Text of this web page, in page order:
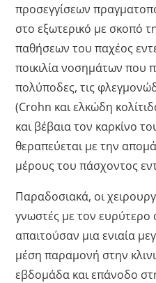
προσεγγίσεων
στο εξωτερικό με σκοπό
παθήσεων του παχέος
ποικιλία νοσημάτων που
πολύποδες, τις
(Crohn και ελκώδη
και βέβαια τον καρκίνο
θεραπεύεται με την
μέρους του πάσχοντος
Παραδοσιακά, οι
γνωστές με τον ευρύτερο
απαιτούσαν μια ενιαία
μέση παραμονή στην
εβδομάδα και επάνοδο